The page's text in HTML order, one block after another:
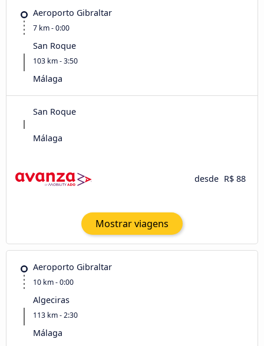
Aeroporto Gibraltar
7 km - 0:00
San Roque
103 km - 3:50
Málaga
San Roque
Málaga
desde R$ 88
Mostrar viagens
Aeroporto Gibraltar
10 km - 0:00
Algeciras
113 km - 2:30
Málaga